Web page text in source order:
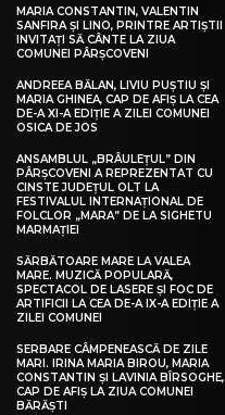
MARIA CONSTANTIN, VALENTIN
SANFIRA ȘI LINO, PRINTRE ARTIȘTII
INVITAȚI SĂ CÂNTE LA ZIUA
COMUNEI PÂRȘCOVENI
ANDREEA BĂLAN, LIVIU PUȘTIU ȘI
MARIA GHINEA, CAP DE AFIȘ LA CEA
DE-A XI-A EDIȚIE A ZILEI COMUNEI
OSICA DE JOS
ANSAMBLUL „BRÂULEȚUL” DIN
PÂRȘCOVENI A REPREZENTAT CU
CINSTE JUDEȚUL OLT LA
FESTIVALUL INTERNAȚIONAL DE
FOLCLOR „MARA” DE LA SIGHETU
MARMAȚIEI
SĂRBĂTOARE MARE LA VALEA
MARE. MUZICĂ POPULARĂ,
SPECTACOL DE LASERE ȘI FOC DE
ARTIFICII LA CEA DE-A IX-A EDIȚIE A
ZILEI COMUNEI
SERBARE CÂMPENEASCĂ DE ZILE
MARI. IRINA MARIA BIROU, MARIA
CONSTANTIN ȘI LAVINIA BÎRSOGHE,
CAP DE AFIȘ LA ZIUA COMUNEI
BĂRĂȘTI